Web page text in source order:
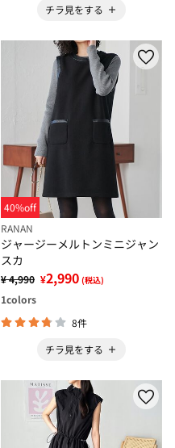
チラ見をする
40%off
RANAN
ジャージーメルトンミニジャン
スカ
¥ 4,990 ¥2,990 (税込)
1colors
8件
チラ見をする